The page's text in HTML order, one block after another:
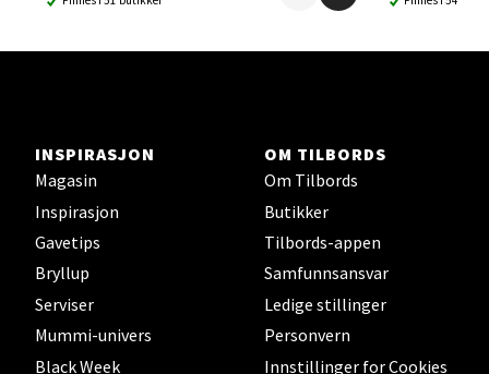
INSPIRASJON
Magasin
Inspirasjon
Gavetips
Bryllup
Serviser
Mummi-univers
Black Week
OM TILBORDS
Om Tilbords
Butikker
Tilbords-appen
Samfunnsansvar
Ledige stillinger
Personvern
Innstillinger for Cookies
Sortland - Sortland Storsenter
Strangata 26, 8400 Sortland